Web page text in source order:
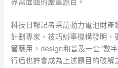
界需面臨的嚴重題目。
科技日報記者采訪動力電池財產
計劃專家、技巧辦事機構發明，
管應用，design和普及一套“數
行后也許會成為上述題目的破解